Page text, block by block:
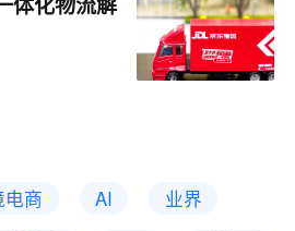
电商 AI
业界